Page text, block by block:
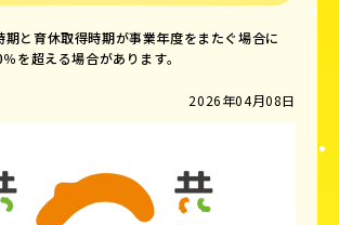
と育休取得時期が事業年度をまたぐ場合に
を超える場合があります。
2026年04月08日